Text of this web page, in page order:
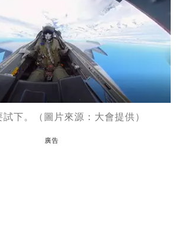
下。（圖片來源：大會提供）
廣告